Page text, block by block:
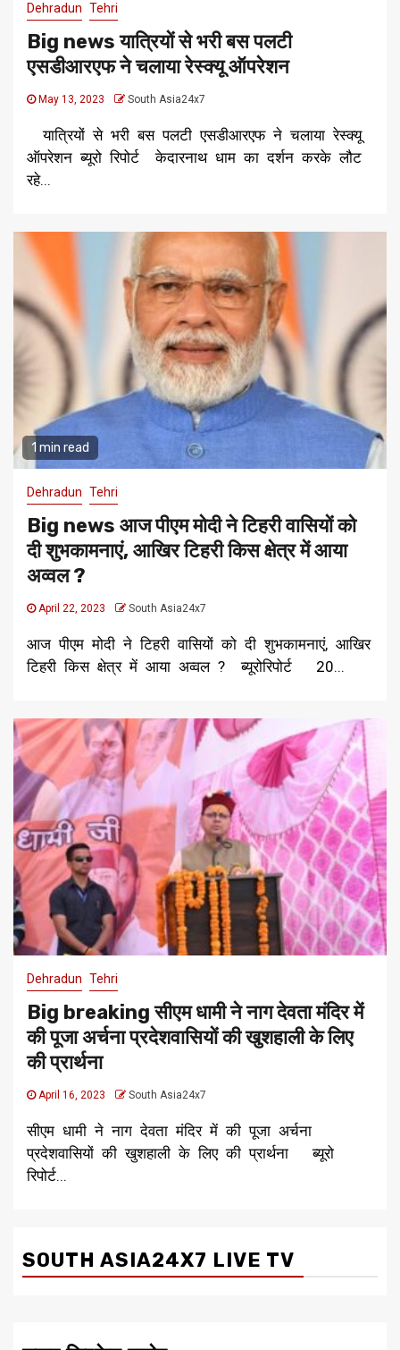
Dehradun Tehri
Big news यात्रियों से भरी बस पलटी
एसडीआरएफ ने चलाया रेस्क्यू ऑपरेशन
May 13, 2023 South Asia24x7
यात्रियों से भरी बस पलटी एसडीआरएफ ने चलाया रेस्क्यू
ऑपरेशन ब्यूरो रिपोर्ट केदारनाथ धाम का दर्शन करके लौट
रहे...
1 min read
Dehradun Tehri
Big news आज पीएम मोदी ने टिहरी वासियों को
दी शुभकामनाएं, आखिर टिहरी किस क्षेत्र में आया
अव्वल ?
April 22, 2023 South Asia24x7
आज पीएम मोदी ने टिहरी वासियों को दी शुभकामनाएं, आखिर
टिहरी किस क्षेत्र में आया अव्वल ? ब्यूरोरिपोर्ट 20...
Dehradun Tehri
Big breaking सीएम धामी ने नाग देवता मंदिर में
की पूजा अर्चना प्रदेशवासियों की खुशहाली के लिए
की प्रार्थना
April 16, 2023 South Asia24x7
सीएम धामी ने नाग देवता मंदिर में की पूजा अर्चना
प्रदेशवासियों की खुशहाली के लिए की प्रार्थना ब्यूरो
रिपोर्ट...
SOUTH ASIA24X7 LIVE TV